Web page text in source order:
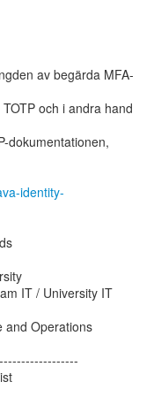
av begärda MFA-
och i andra hand
dokumentationen,
identity-
IT / University IT
and Operations